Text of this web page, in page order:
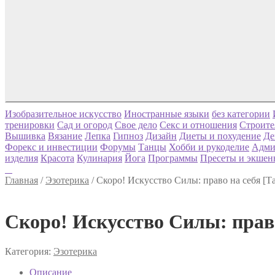
Изобразительное искусство Иностранные языки без категории
тренировки Сад и огород Свое дело Секс и отношения
Вышивка Вязание Лепка Гипноз Дизайн Диеты и похудение
Форекс и инвестиции Форумы Танцы Хобби и рукоделие
изделия Красота Кулинария Йога Программы Пресеты и
Главная / Эзотерика /Скоро! Искусство Силы: право на себя
Скоро! Искусство Силы:
Категория: Эзотерика
Описание